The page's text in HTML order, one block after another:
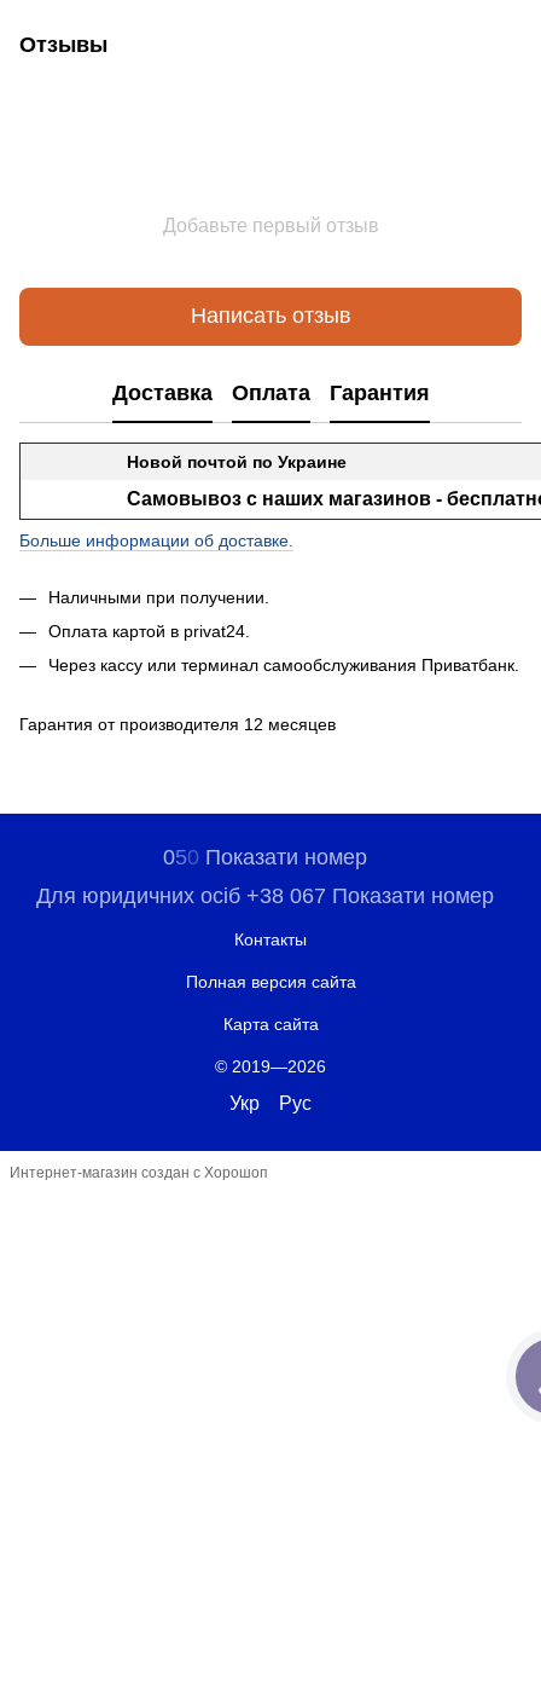
Отзывы
Добавьте первый отзыв
Написать отзыв
Доставка Оплата Гарантия
Новой почтой по Украине
Самовывоз с наших магазинов -
Больше информации об доставке.
Наличными при получении.
Оплата картой в privat24.
Через кассу или терминал самообслуживания Приватбанк.
Гарантия от производителя 12 месяцев
050 Показати номер
Для юридичних осіб +38 067 Показати номер
Контакты
Полная версия сайта
Карта сайта
© 2019—2026
Укр Рус
Интернет-магазин создан с Хорошоп